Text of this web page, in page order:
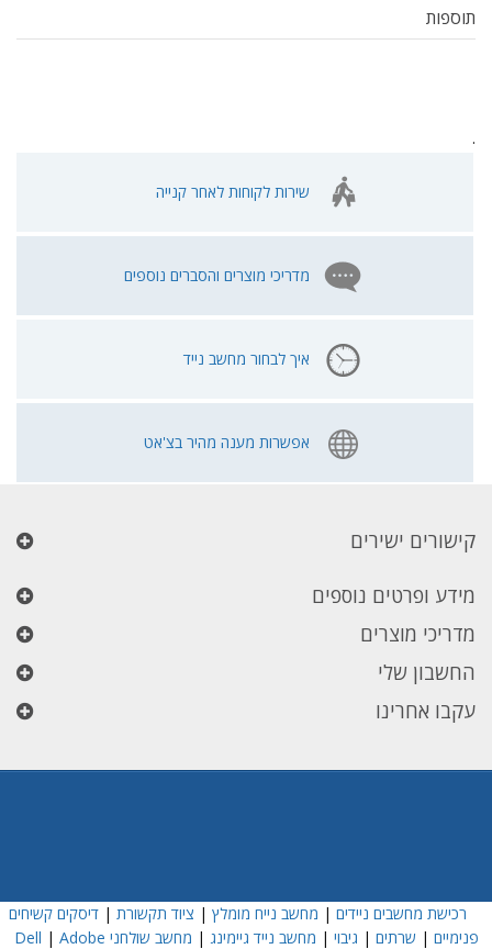
תוספות
.
שירות לקוחות לאחר קנייה
מדריכי מוצרים והסברים נוספים
איך לבחור מחשב נייד
אפשרות מענה מהיר בצ'אט
קישורים ישירים
מידע ופרטים נוספים
מדריכי מוצרים
החשבון שלי
עקבו אחרינו
רכישת מחשבים ניידים | מחשב נייח מומלץ | ציוד תקשורת |דיסקים קשיחים
פנימיים | שרתים | גיבוי | מחשב נייד גיימינג | מחשב שולחני Dell | Adobe